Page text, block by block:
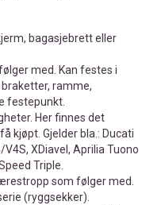
bagasjebrett eller
med. Kan festes i
ramme,
festepunkt.
Her finnes det
kjøpt. Gjelder bla.: Ducati
XDiavel, Aprilia Tuono
Triple.
som følger med.
(ryggsekker).